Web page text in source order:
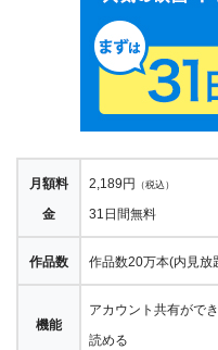
月額料
金
2,189円 （税込）
31日間無料
作品数 作品数20万本(内見放
機能
アカウント共有がで
読める